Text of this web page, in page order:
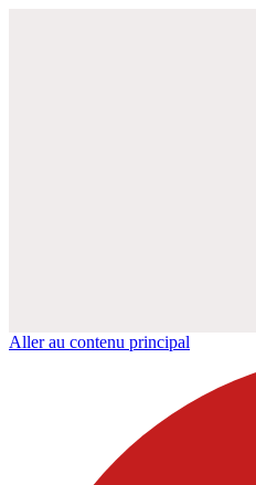
Aller au contenu principal